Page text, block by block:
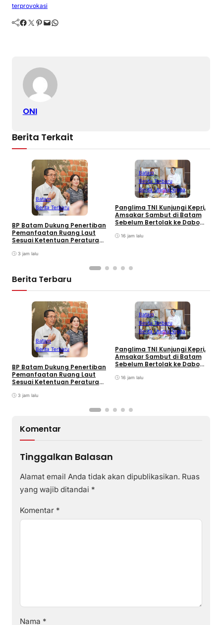
terprovokasi
Facebook Twitter Pinterest Mail WhatsApp
ONI
Berita Terkait
Batam
Berita Terbaru
BP Batam Dukung Penertiban
Pemanfaatan Ruang Laut
Sesuai Ketentuan Peraturan
3 jam lalu
Batam
Berita Terbaru
Berita UtamaLingga
Panglima TNI Kunjungi Kepri,
Amsakar Sambut di Batam
Sebelum Bertolak ke Dabo
16 jam lalu
Berita Terbaru
Batam
Berita Terbaru
BP Batam Dukung Penertiban
Pemanfaatan Ruang Laut
Sesuai Ketentuan Peraturan
3 jam lalu
Batam
Berita Terbaru
Berita UtamaLingga
Panglima TNI Kunjungi Kepri,
Amsakar Sambut di Batam
Sebelum Bertolak ke Dabo
16 jam lalu
Komentar
Tinggalkan Balasan
Alamat email Anda tidak akan dipublikasikan. Ruas
yang wajib ditandai *
Komentar *
Nama *